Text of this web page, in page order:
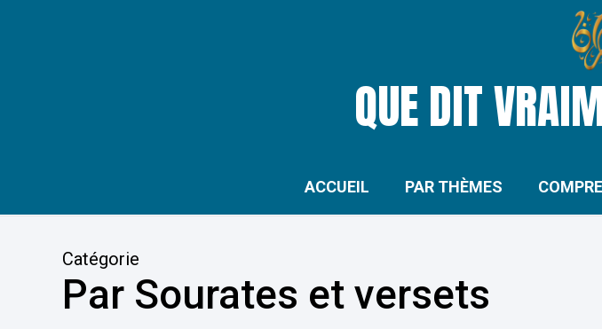
QUE DIT
ACCUEIL PAR THÈMES
Catégorie
Par Sourates et versets